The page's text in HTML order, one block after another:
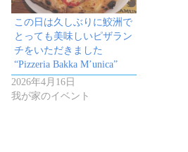
この日は久しぶりに鮫洲で
とっても美味しいピザラン
チをいただきました
“Pizzeria Bakka M’unica”
2026年4月16日
我が家のイベント